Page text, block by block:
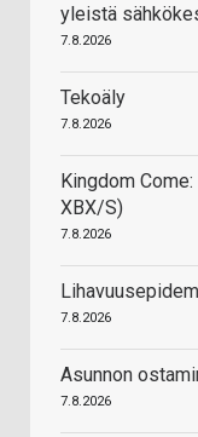
yleistä
7.8.2026
Tekoäly
7.8.2026
Kingdom
XBX/S)
7.8.2026
7.8.2026
Asunnon
7.8.2026